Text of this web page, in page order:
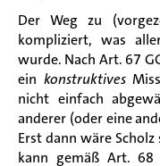
Der Weg zu
kompliziert, was
wurde. Nach Art. 67
ein konstruktives
nicht einfach
anderer (oder eine
Erst dann wäre Scholz
kann gemäß Art.